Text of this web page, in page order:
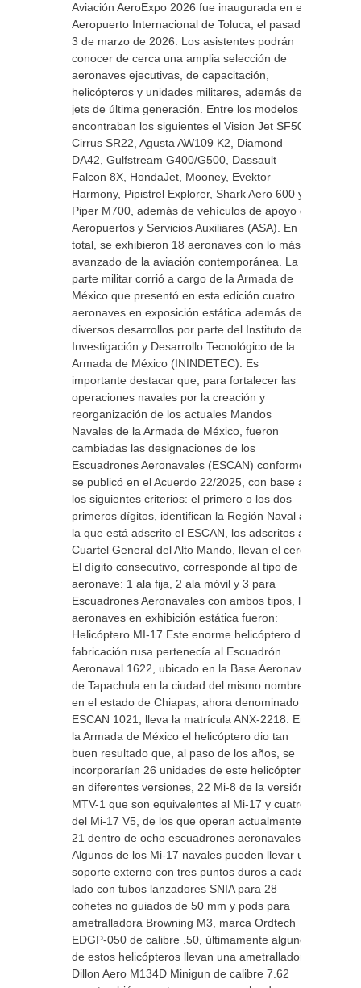
Aviación AeroExpo 2026 fue inaugurada en el
Aeropuerto Internacional de Toluca, el pasado
3 de marzo de 2026. Los asistentes podrán
conocer de cerca una amplia selección de
aeronaves ejecutivas, de capacitación,
helicópteros y unidades militares, además de
jets de última generación. Entre los modelos se
encontraban los siguientes el Vision Jet SF50,
Cirrus SR22, Agusta AW109 K2, Diamond
DA42, Gulfstream G400/G500, Dassault
Falcon 8X, HondaJet, Mooney, Evektor
Harmony, Pipistrel Explorer, Shark Aero 600 y
Piper M700, además de vehículos de apoyo de
Aeropuertos y Servicios Auxiliares (ASA). En
total, se exhibieron 18 aeronaves con lo más
avanzado de la aviación contemporánea. La
parte militar corrió a cargo de la Armada de
México que presentó en esta edición cuatro
aeronaves en exposición estática además de
diversos desarrollos por parte del Instituto de
Investigación y Desarrollo Tecnológico de la
Armada de México (ININDETEC). Es
importante destacar que, para fortalecer las
operaciones navales por la creación y
reorganización de los actuales Mandos
Navales de la Armada de México, fueron
cambiadas las designaciones de los
Escuadrones Aeronavales (ESCAN) conforme
se publicó en el Acuerdo 22/2025, con base a
los siguientes criterios: el primero o los dos
primeros dígitos, identifican la Región Naval a
la que está adscrito el ESCAN, los adscritos al
Cuartel General del Alto Mando, llevan el cero.
El dígito consecutivo, corresponde al tipo de
aeronave: 1 ala fija, 2 ala móvil y 3 para
Escuadrones Aeronavales con ambos tipos, las
aeronaves en exhibición estática fueron:
Helicóptero MI-17 Este enorme helicóptero de
fabricación rusa pertenecía al Escuadrón
Aeronaval 1622, ubicado en la Base Aeronaval
de Tapachula en la ciudad del mismo nombre
en el estado de Chiapas, ahora denominado
ESCAN 1021, lleva la matrícula ANX-2218. En
la Armada de México el helicóptero dio tan
buen resultado que, al paso de los años, se
incorporarían 26 unidades de este helicóptero
en diferentes versiones, 22 Mi-8 de la versión
MTV-1 que son equivalentes al Mi-17 y cuatro
del Mi-17 V5, de los que operan actualmente
21 dentro de ocho escuadrones aeronavales.
Algunos de los Mi-17 navales pueden llevar un
soporte externo con tres puntos duros a cada
lado con tubos lanzadores SNIA para 28
cohetes no guiados de 50 mm y pods para
ametralladora Browning M3, marca Ordtech
EDGP-050 de calibre .50, últimamente algunos
de estos helicópteros llevan una ametralladora
Dillon Aero M134D Minigun de calibre 7.62